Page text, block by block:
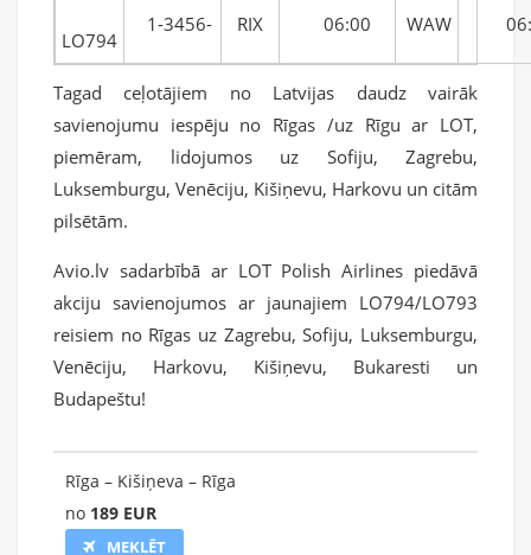
LO794
1-3456- RIX 06:00 WAW
Tagad ceļotājiem no Latvijas daudz vairāk
savienojumu iespēju no Rīgas /uz Rīgu ar LOT,
piemēram, lidojumos uz Sofiju, Zagrebu,
Luksemburgu, Venēciju, Kišiņevu, Harkovu un citām
pilsētām.
Avio.lv sadarbībā ar LOT Polish Airlines piedāvā
akciju savienojumos ar jaunajiem LO794/LO793
reisiem no Rīgas uz Zagrebu, Sofiju, Luksemburgu,
Venēciju, Harkovu, Kišiņevu, Bukaresti un
Budapeštu!
Rīga – Kišiņeva – Rīga
no 189 EUR
MEKLĒT